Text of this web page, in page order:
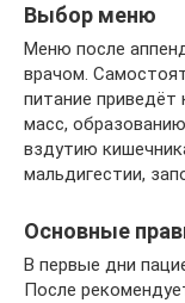
Выбор меню
Меню после
врачом.
питание
масс,
вздутию
мальдигестии,
Основные
В первые дни
После